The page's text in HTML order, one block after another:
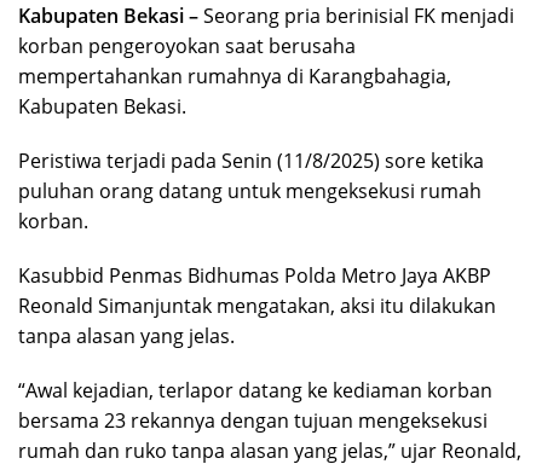
Kabupaten Bekasi –Seorang pria berinisial FK menjadi
korban pengeroyokan saat berusaha
mempertahankan rumahnya di Karangbahagia,
Kabupaten Bekasi.
Peristiwa terjadi pada Senin (11/8/2025) sore ketika
puluhan orang datang untuk mengeksekusi rumah
korban.
Kasubbid Penmas Bidhumas Polda Metro Jaya AKBP
Reonald Simanjuntak mengatakan, aksi itu dilakukan
tanpa alasan yang jelas.
“Awal kejadian, terlapor datang ke kediaman korban
bersama 23 rekannya dengan tujuan mengeksekusi
rumah dan ruko tanpa alasan yang jelas,” ujar Reonald,